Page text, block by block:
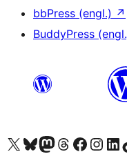
bbPress (engl.) ↗
BuddyPress
Das X-Konto (früher Twitter) von WordPress.org besuchen
Das Bluesky-Konto von WordPress.org besuchen
Das Mastodon-Konto von WordPress.org besuchen
Das Threads-Konto von WordPress.org
Die Facebook-Seite von
Das Instagram-Konto
Das